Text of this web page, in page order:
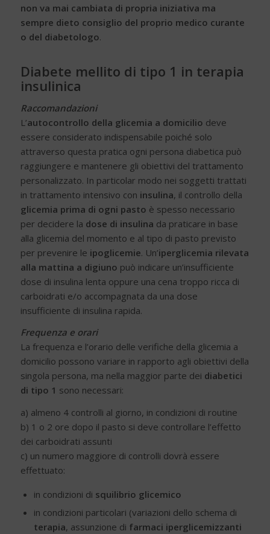
non va mai cambiata di propria iniziativa ma
sempre dieto consiglio del proprio medico curante
o del diabetologo.
Diabete mellito di tipo 1 in terapia
insulinica
Raccomandazioni
L’autocontrollo della glicemia a domicilio deve
essere considerato indispensabile poiché solo
attraverso questa pratica ogni persona diabetica può
raggiungere e mantenere gli obiettivi del trattamento
personalizzato. In particolar modo nei soggetti trattati
in trattamento intensivo con insulina, il controllo della
glicemia prima di ogni pasto è spesso necessario
per decidere la dose di insulina da praticare in base
alla glicemia del momento e al tipo di pasto previsto
per prevenire le ipoglicemie. Un’iperglicemia rilevata
alla mattina a digiuno può indicare un’insufficiente
dose di insulina lenta oppure una cena troppo ricca di
carboidrati e/o accompagnata da una dose
insufficiente di insulina rapida.
Frequenza e orari
La frequenza e l’orario delle verifiche della glicemia a
domicilio possono variare in rapporto agli obiettivi della
singola persona, ma nella maggior parte dei diabetici
di tipo 1 sono necessari:
a) almeno 4 controlli al giorno, in condizioni di routine
b) 1 o 2 ore dopo il pasto si deve controllare l’effetto
dei carboidrati assunti
c) un numero maggiore di controlli dovrà essere
effettuato:
in condizioni di squilibrio glicemico
in condizioni particolari (variazioni dello schema di
terapia, assunzione di farmaci iperglicemizzanti